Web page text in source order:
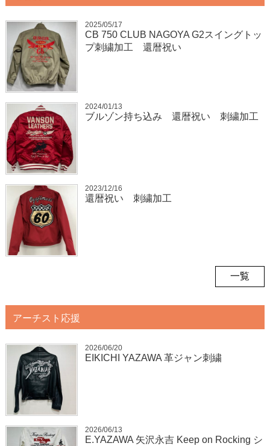
2025/05/17
CB 750 CLUB NAGOYA G2スイングトッ
プ刺繍加工 還暦祝い
2024/01/13
ブルゾン持ち込み 還暦祝い 刺繍加工
2023/12/16
還暦祝い 刺繍加工
一覧
アーチスト応援
2026/06/20
EIKICHI YAZAWA 革ジャン刺繍
2026/06/13
E.YAZAWA 矢沢永吉 Keep on Rocking シ